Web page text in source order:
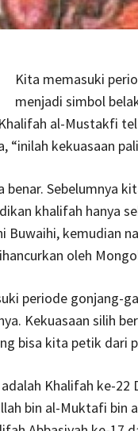
Kita memasuki
menjadi simbol
al-Mustakfi
“inilah kekuasaan
benar. Sebelumnya
khalifah hanya
Buwaihi, kemudian
oleh
periode gonjang-
Kekuasaan silih
bisa kita petik dari
Khalifah ke-22
bin al-Muktafi bin